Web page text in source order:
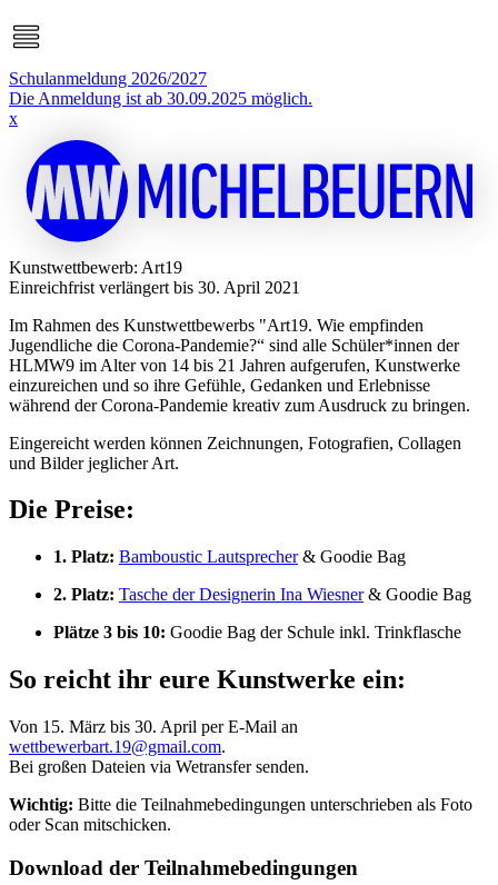
Schulanmeldung 2026/2027
Die Anmeldung ist ab 30.09.2025 möglich.
x
Kunstwettbewerb: Art19
Einreichfrist verlängert bis 30. April 2021
Im Rahmen des Kunstwettbewerbs "Art19. Wie empfinden
Jugendliche die Corona-Pandemie?“ sind alle Schüler*innen der
HLMW9 im Alter von 14 bis 21 Jahren aufgerufen, Kunstwerke
einzureichen und so ihre Gefühle, Gedanken und Erlebnisse
während der Corona-Pandemie kreativ zum Ausdruck zu bringen.
Eingereicht werden können Zeichnungen, Fotografien, Collagen
und Bilder jeglicher Art.
Die Preise:
1. Platz: Bamboustic Lautsprecher& Goodie Bag
2. Platz: Tasche der Designerin Ina Wiesner& Goodie Bag
Plätze 3 bis 10: Goodie Bag der Schule inkl. Trinkflasche
So reicht ihr eure Kunstwerke ein:
Von 15. März bis 30. April per E-Mail an
wettbewerbart.19@gmail.com.
Bei großen Dateien via Wetransfer senden.
Wichtig: Bitte die Teilnahmebedingungen unterschrieben als Foto
oder Scan mitschicken.
Download der Teilnahmebedingungen